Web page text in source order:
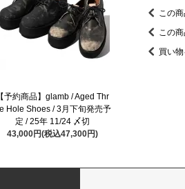
【予約商品】glamb / Aged Thr
Hole Shoes / 3月下旬発売予
定 / 25年 11/24 〆切
43,000円(税込47,300円)
この
この
買い